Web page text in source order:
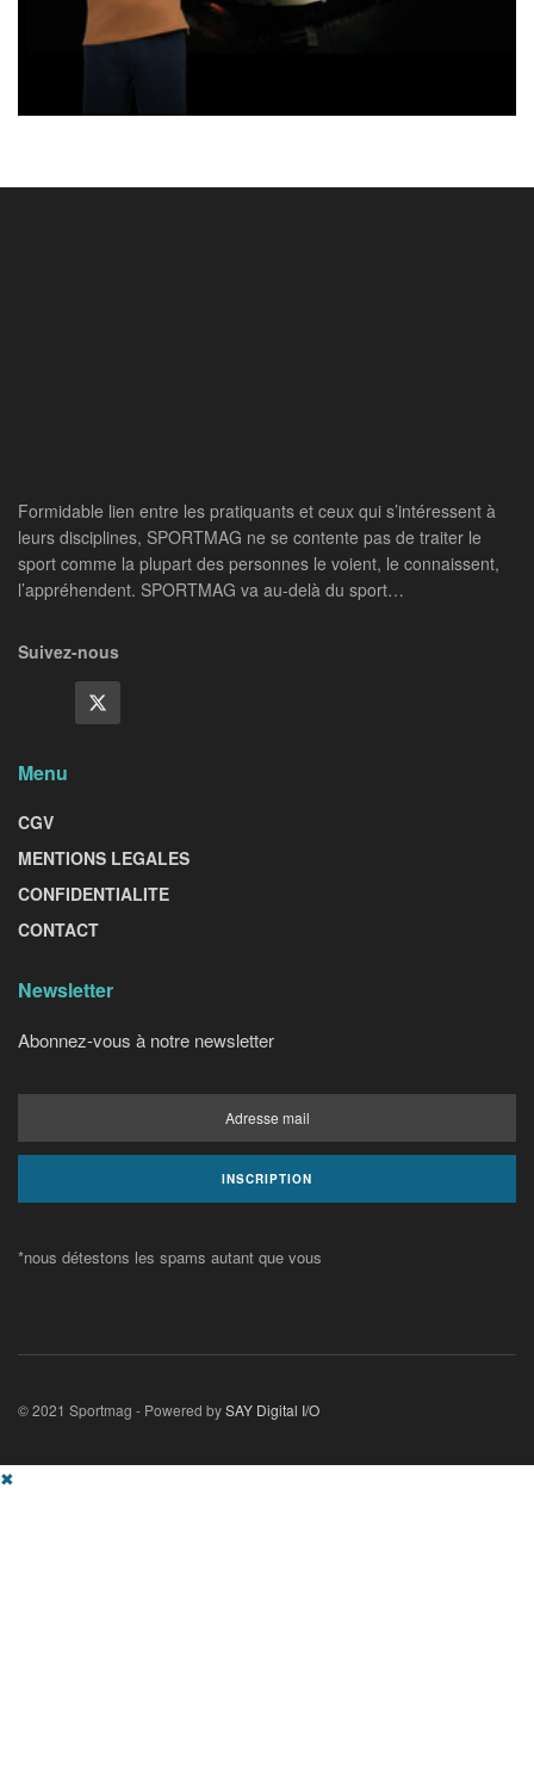
Formidable lien entre les pratiquants et ceux qui s’intéressent à
leurs disciplines, SPORTMAG ne se contente pas de traiter le
sport comme la plupart des personnes le voient, le connaissent,
l’appréhendent. SPORTMAG va au-delà du sport…
Suivez-nous
Menu
CGV
MENTIONS LEGALES
CONFIDENTIALITE
CONTACT
Newsletter
Abonnez-vous à notre newsletter
*nous détestons les spams autant que vous
© 2021 Sportmag - Powered bySAY Digital I/O
✖